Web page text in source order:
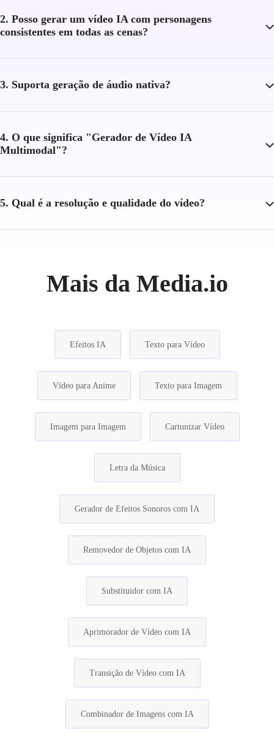
2. Posso gerar um vídeo IA com personagens
consistentes em todas as cenas?
3. Suporta geração de áudio nativa?
4. O que significa "Gerador de Vídeo IA
Multimodal"?
5. Qual é a resolução e qualidade do vídeo?
Mais da Media.io
Efeitos IA Texto para Vídeo
Vídeo para Anime Texto para Imagem
Imagem para Imagem Cartunizar Vídeo
Letra da Música
Gerador de Efeitos Sonoros com IA
Removedor de Objetos com IA
Substituidor com IA
Aprimorador de Vídeo com IA
Transição de Vídeo com IA
Combinador de Imagens com IA